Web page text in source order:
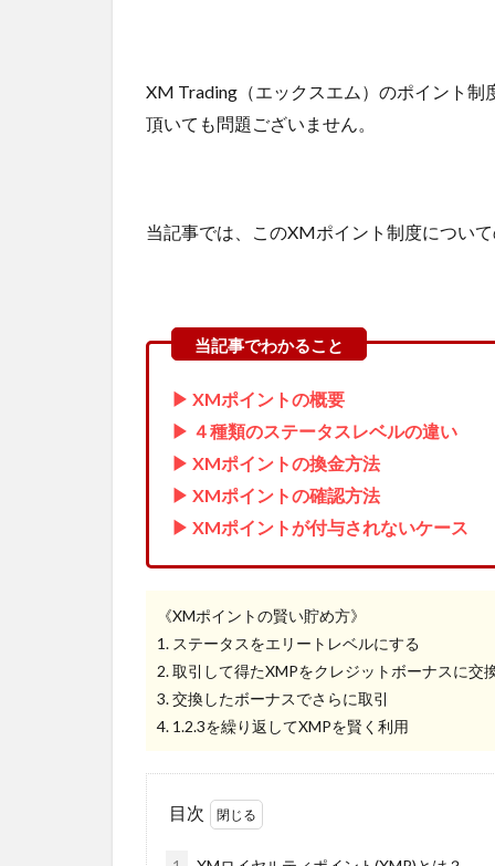
XM Trading（エックスエム）のポイント
頂いても問題ございません。
当記事では、このXMポイント制度につい
▶ XMポイントの概要
▶ ４種類のステータスレベルの違い
▶ XMポイントの換金方法
▶ XMポイントの確認方法
▶ XMポイントが付与されないケース
《XMポイントの賢い貯め方》
1. ステータスをエリートレベルにする
2. 取引して得たXMPをクレジットボーナスに交
3. 交換したボーナスでさらに取引
4. 1.2.3を繰り返してXMPを賢く利用
目次